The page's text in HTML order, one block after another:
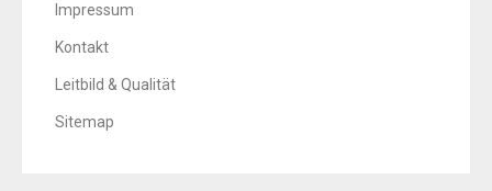
Impressum
Kontakt
Leitbild & Qualität
Sitemap